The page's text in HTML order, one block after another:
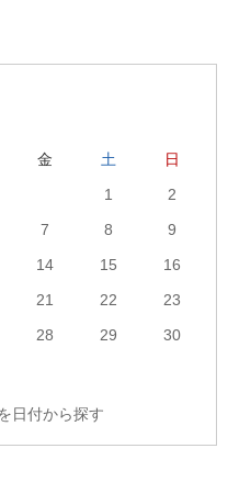
金 土
日
1
2
7 8
9
14 15
16
21 22
23
28 29
30
日付から探す